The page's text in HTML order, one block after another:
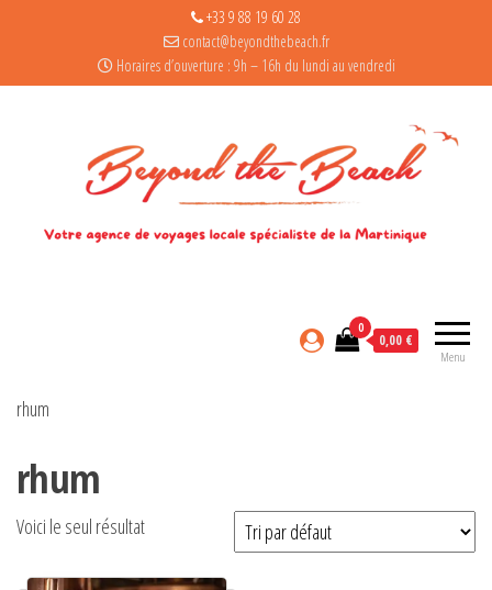
+33 9 88 19 60 28
contact@beyondthebeach.fr
Horaires d’ouverture : 9h – 16h du lundi au vendredi
Menu
0
0,00 €
rhum
rhum
Voici le seul résultat